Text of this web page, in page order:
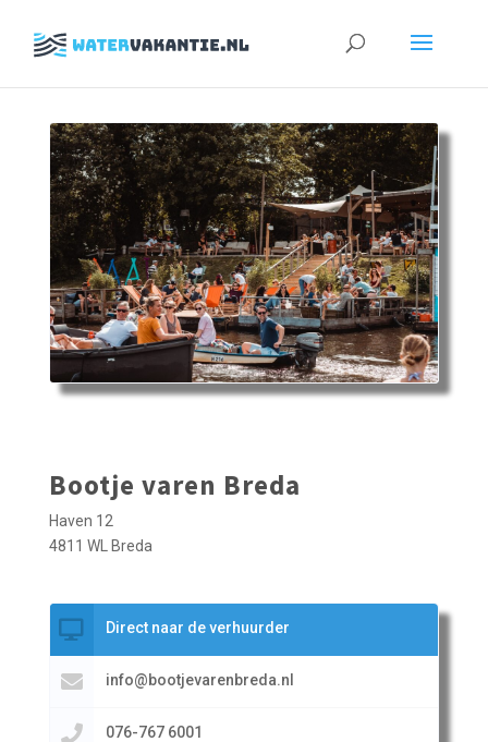
Zoeken
Bootje varen Breda
Haven 12
4811 WL Breda
Direct naar de verhuurder
info@bootjevarenbreda.nl
076-767 6001